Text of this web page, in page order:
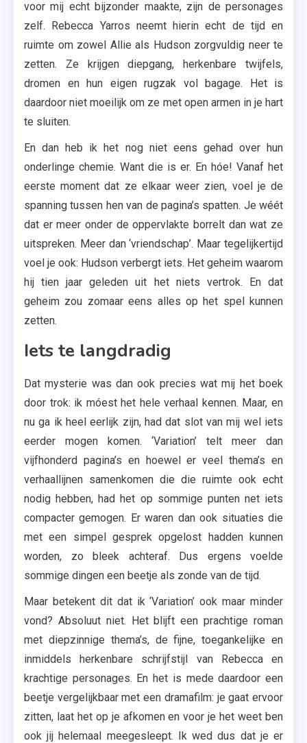
voor mij echt bijzonder maakte, zijn de personages
zelf. Rebecca Yarros neemt hierin echt de tijd en
ruimte om zowel Allie als Hudson zorgvuldig neer te
zetten. Ze krijgen diepgang, herkenbare twijfels,
dromen en hun eigen rugzak vol bagage. Het is
daardoor niet moeilijk om ze met open armen in je hart
te sluiten.
En dan heb ik het nog niet eens gehad over hun
onderlinge chemie. Want die is er. En hóe! Vanaf het
eerste moment dat ze elkaar weer zien, voel je de
spanning tussen hen van de pagina’s spatten. Je wéét
dat er meer onder de oppervlakte borrelt dan wat ze
uitspreken. Meer dan ‘vriendschap’. Maar tegelijkertijd
voel je ook: Hudson verbergt iets. Het geheim waarom
hij tien jaar geleden uit het niets vertrok. En dat
geheim zou zomaar eens alles op het spel kunnen
zetten.
Iets te langdradig
Dat mysterie was dan ook precies wat mij het boek
door trok: ik móest het hele verhaal kennen. Maar, en
nu ga ik heel eerlijk zijn, had dat slot van mij wel iets
eerder mogen komen. ‘Variation’ telt meer dan
vijfhonderd pagina’s en hoewel er veel thema’s en
verhaallijnen samenkomen die die ruimte ook echt
nodig hebben, had het op sommige punten net iets
compacter gemogen. Er waren dan ook situaties die
met een simpel gesprek opgelost hadden kunnen
worden, zo bleek achteraf. Dus ergens voelde
sommige dingen een beetje als zonde van de tijd.
Maar betekent dit dat ik ‘Variation’ ook maar minder
vond? Absoluut niet. Het blijft een prachtige roman
met diepzinnige thema’s, de fijne, toegankelijke en
inmiddels herkenbare schrijfstijl van Rebecca en
krachtige personages. En het is mede daardoor een
beetje vergelijkbaar met een dramafilm: je gaat ervoor
zitten, laat het op je afkomen en voor je het weet ben
ook jij helemaal meegesleept. Ik wed dus dat je er